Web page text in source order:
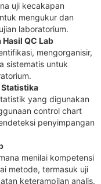
uji kecakapan
mengukur dan
laboratorium.
QC Lab
mengorganisir,
sistematis untuk
Statistika
yang digunakan
control chart
penyimpangan
menilai kompetensi
metode, termasuk uji
keterampilan analis.